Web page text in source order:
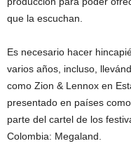
que la escuchan.
Es necesario hacer
varios años, incluso,
como Zion & Lennox en
presentado en países
parte del cartel de los
Colombia: Megaland.